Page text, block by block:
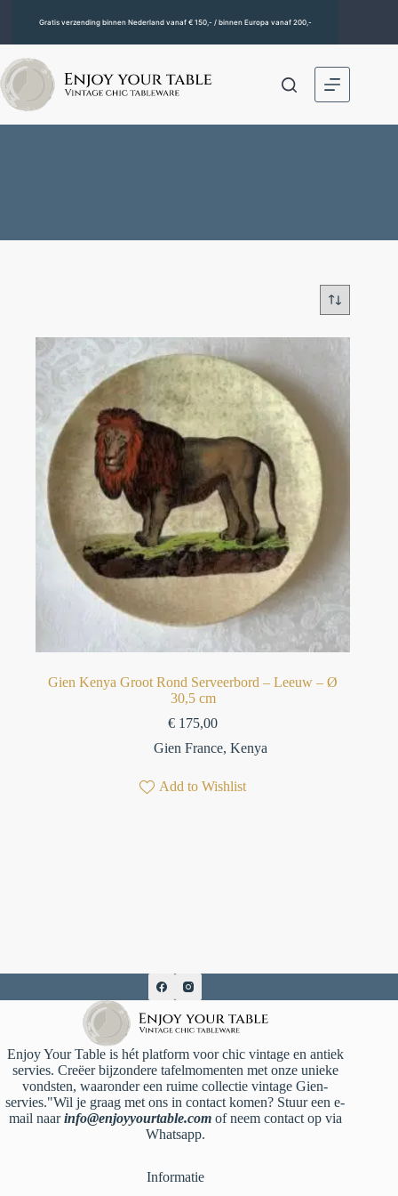
Gratis verzending binnen Nederland vanaf € 150,- / binnen Europa vanaf 200,-
Gien Kenya Groot Rond Serveerbord – Leeuw – Ø
30,5 cm
€ 175,00
Gien France,Kenya
Add to Wishlist
Enjoy Your Table is hét platform voor chic vintage en antiek
servies. Creëer bijzondere tafelmomenten met onze unieke
vondsten, waaronder een ruime collectie vintage Gien-
servies."Wil je graag met ons in contact komen? Stuur een e-
mail naarinfo@enjoyyourtable.comof neem contact op via
Whatsapp.
Informatie